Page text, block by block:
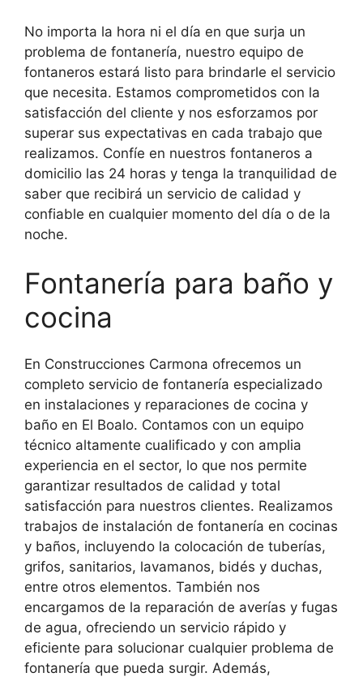
No importa la hora ni el día en que surja un
problema de fontanería, nuestro equipo de
fontaneros estará listo para brindarle el servicio
que necesita. Estamos comprometidos con la
satisfacción del cliente y nos esforzamos por
superar sus expectativas en cada trabajo que
realizamos. Confíe en nuestros fontaneros a
domicilio las 24 horas y tenga la tranquilidad de
saber que recibirá un servicio de calidad y
confiable en cualquier momento del día o de la
noche.
Fontanería para baño y
cocina
En Construcciones Carmona ofrecemos un
completo servicio de fontanería especializado
en instalaciones y reparaciones de cocina y
baño en El Boalo. Contamos con un equipo
técnico altamente cualificado y con amplia
experiencia en el sector, lo que nos permite
garantizar resultados de calidad y total
satisfacción para nuestros clientes. Realizamos
trabajos de instalación de fontanería en cocinas
y baños, incluyendo la colocación de tuberías,
grifos, sanitarios, lavamanos, bidés y duchas,
entre otros elementos. También nos
encargamos de la reparación de averías y fugas
de agua, ofreciendo un servicio rápido y
eficiente para solucionar cualquier problema de
fontanería que pueda surgir. Además,